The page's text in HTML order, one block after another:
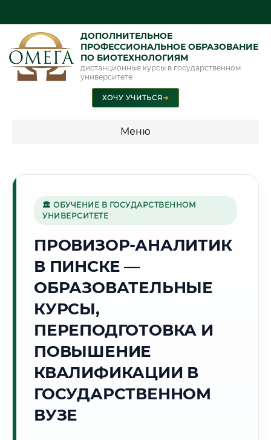
ДОПОЛНИТЕЛЬНОЕ
ПРОФЕССИОНАЛЬНОЕ ОБРАЗОВАНИЕ
ПО БИОТЕХНОЛОГИЯМ
дистанционные курсы в государственном
университете
ХОЧУ УЧИТЬСЯ➜
Меню
🌿
Г. ПИНСК
09:05:17
Понедельник, 10 Августа
2026 г.
Погода в г. Пинск:☁️ +18°C
🌅 Восход:05:51 🌇 Закат:
📍 Региональная справка
🏛 ОБУЧЕНИЕ В ГОСУДАРСТВЕННОМ
УНИВЕРСИТЕТЕ
ПРОВИЗОР-АНАЛИТИК
В ПИНСКЕ —
ОБРАЗОВАТЕЛЬНЫЕ
КУРСЫ,
ПЕРЕПОДГОТОВКА И
ПОВЫШЕНИЕ
КВАЛИФИКАЦИИ В
ГОСУДАРСТВЕННОМ
ВУЗЕ